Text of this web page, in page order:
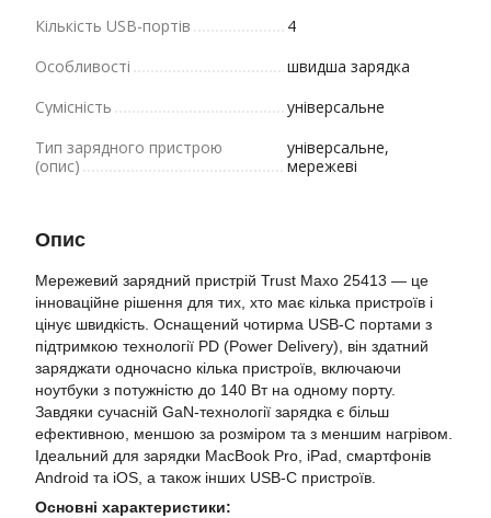
Кількість USB-портів
4
Особливості
швидша зарядка
Сумісність
універсальне
Тип зарядного пристрою
(опис)
універсальне,
мережеві
Опис
Мережевий зарядний пристрій Trust Maxo 25413 — це
інноваційне рішення для тих, хто має кілька пристроїв і
цінує швидкість. Оснащений чотирма USB-C портами з
підтримкою технології PD (Power Delivery), він здатний
заряджати одночасно кілька пристроїв, включаючи
ноутбуки з потужністю до 140 Вт на одному порту.
Завдяки сучасній GaN-технології зарядка є більш
ефективною, меншою за розміром та з меншим нагрівом.
Ідеальний для зарядки MacBook Pro, iPad, смартфонів
Android та iOS, а також інших USB-C пристроїв.
Основні характеристики: